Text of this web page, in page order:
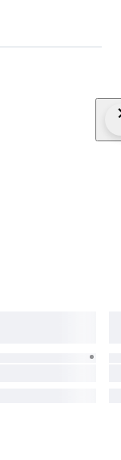
collectors and
1. Details: